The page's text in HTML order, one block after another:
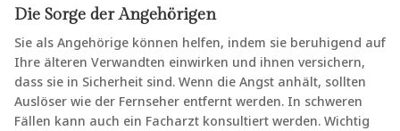
Die Sorge der Angehörigen
Sie als Angehörige können helfen, indem sie beruhigend auf
Ihre älteren Verwandten einwirken und ihnen versichern,
dass sie in Sicherheit sind. Wenn die Angst anhält, sollten
Auslöser wie der Fernseher entfernt werden. In schweren
Fällen kann auch ein Facharzt konsultiert werden. Wichtig